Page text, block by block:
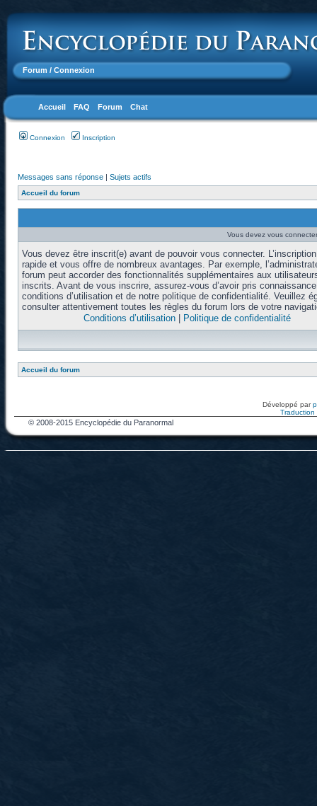
Forum / Connexion
Accueil FAQ Forum Chat
Connexion Inscription
Messages sans réponse | Sujets actifs
Accueil du forum
Vous devez vous
Vous devez être inscrit(e) avant de pouvoir vous connecter.
rapide et vous offre de nombreux avantages. Par exemple,
forum peut accorder des fonctionnalités supplémentaires aux
inscrits. Avant de vous inscrire, assurez-vous d’avoir pris
conditions d’utilisation et de notre politique de confidentialité. Veuillez
consulter attentivement toutes les règles du forum lors de votre
Conditions d’utilisation| Politique de confidentialité
Accueil du forum
Développé par
Traduction
© 2008-2015 Encyclopédie du Paranormal